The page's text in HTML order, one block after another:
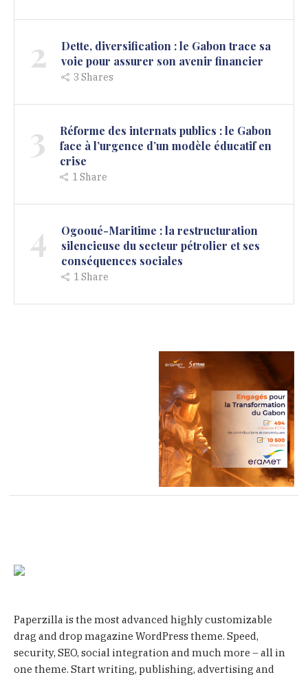
2
Dette, diversification : le Gabon trace sa
voie pour assurer son avenir financier
3 Shares
3
Réforme des internats publics : le Gabon
face à l’urgence d’un modèle éducatif en
crise
1Share
4
Ogooué-Maritime : la restructuration
silencieuse du secteur pétrolier et ses
conséquences sociales
1Share
Paperzilla is the most advanced highly customizable
drag and drop magazine WordPress theme. Speed,
security, SEO, social integration and much more – all in
one theme. Start writing, publishing, advertising and